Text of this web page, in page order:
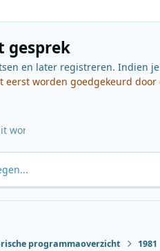
gesprek
en later registreren. Indien
eerst worden goedgekeurd
programmaoverzicht 1981